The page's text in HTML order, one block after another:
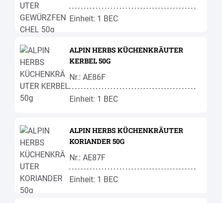
Einheit: 1 BEC
ALPIN HERBS KÜCHENKRÄUTER
KERBEL 50G
Nr.: AE86F
Einheit: 1 BEC
ALPIN HERBS KÜCHENKRÄUTER
KORIANDER 50G
Nr.: AE87F
Einheit: 1 BEC